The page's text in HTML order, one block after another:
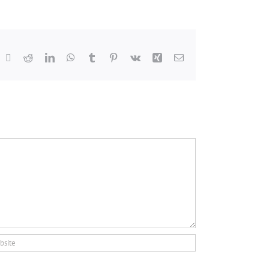
RedditLinkedInWhatsApp
Tumblr Pinterest
Vk Xing Email